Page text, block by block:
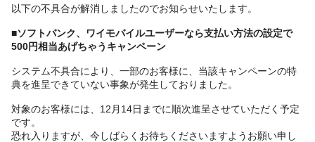
以下の不具合が解消しましたのでお知らせいたします。
■ソフトバンク、ワイモバイルユーザーなら支払い方法の設定で
500円相当あげちゃうキャンペーン
システム不具合により、一部のお客様に、当該キャンペーンの特
典を進呈できていない事象が発生しておりました。
対象のお客様には、12月14日までに順次進呈させていただく予定
です。
恐れ入りますが、今しばらくお待ちくださいますようお願い申し